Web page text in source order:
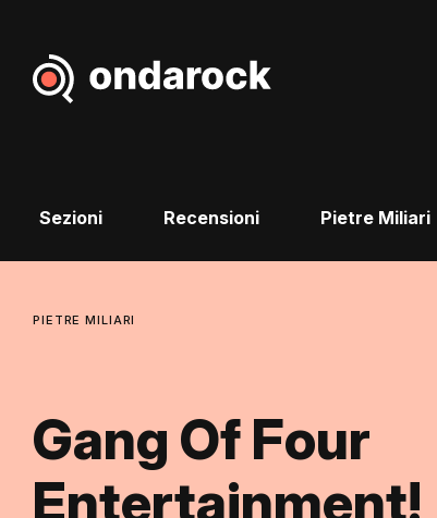
Sezioni Recensioni Pietre Miliari
PIETRE MILIARI
Gang Of Four
Entertainment!